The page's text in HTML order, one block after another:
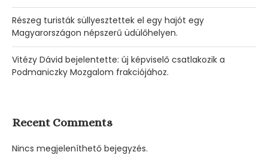
Részeg turisták süllyesztettek el egy hajót egy
Magyarországon népszerű üdülőhelyen.
Vitézy Dávid bejelentette: új képviselő csatlakozik a
Podmaniczky Mozgalom frakciójához.
Recent Comments
Nincs megjeleníthető bejegyzés.